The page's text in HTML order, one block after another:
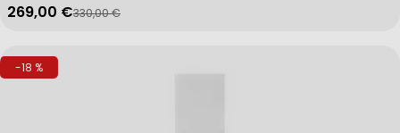
Verkaufspreis
269,00 €
Regulärer Preis
330,00 €
-18 %